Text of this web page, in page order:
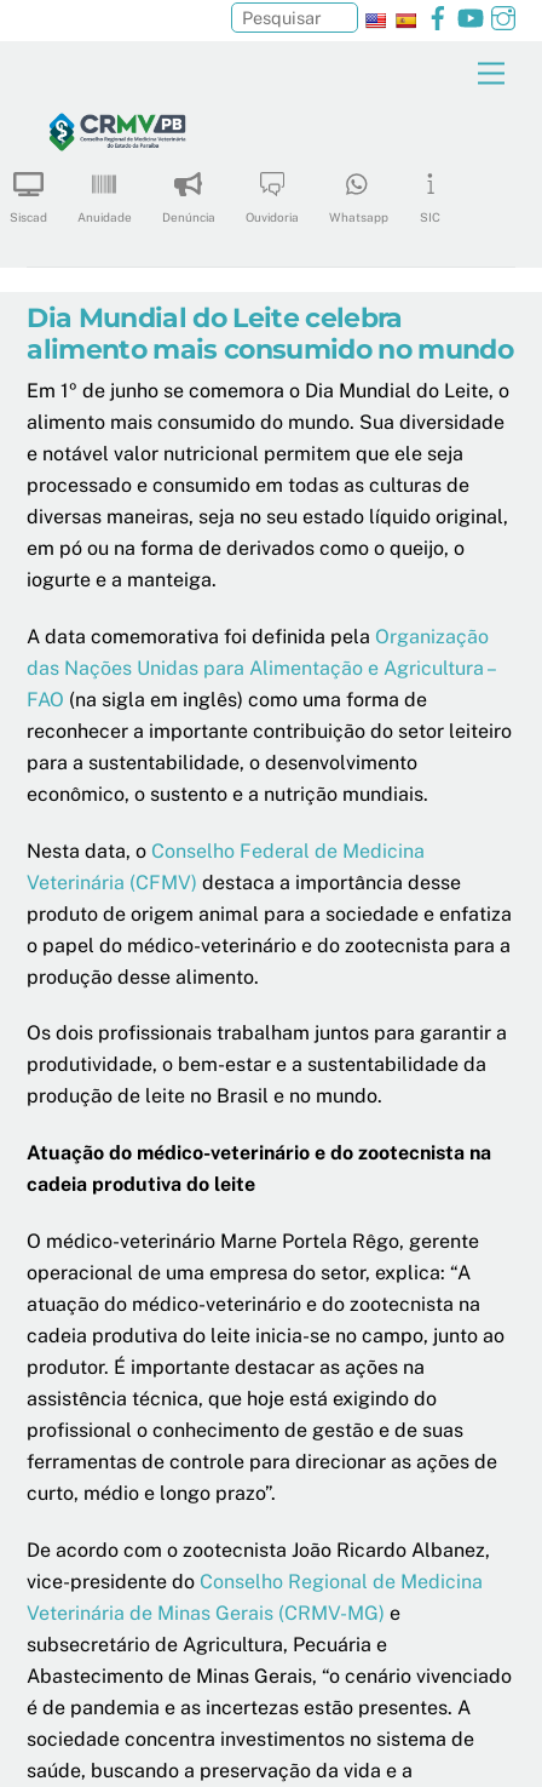
content
Facebook
Siscad Anuidade Denúncia Ouvidoria Whatsapp SIC
Pesquisar
Dia Mundial do Leite celebra
alimento mais consumido no mundo
Em 1º de junho se comemora o Dia Mundial do Leite, o
alimento mais consumido do mundo. Sua diversidade
e notável valor nutricional permitem que ele seja
processado e consumido em todas as culturas de
diversas maneiras, seja no seu estado líquido original,
em pó ou na forma de derivados como o queijo, o
iogurte e a manteiga.
A data comemorativa foi definida pela Organização
das Nações Unidas para Alimentação e Agricultura –
FAO (na sigla em inglês) como uma forma de
reconhecer a importante contribuição do setor leiteiro
para a sustentabilidade, o desenvolvimento
econômico, o sustento e a nutrição mundiais.
Nesta data, o Conselho Federal de Medicina
Veterinária (CFMV) destaca a importância desse
produto de origem animal para a sociedade e enfatiza
o papel do médico-veterinário e do zootecnista para a
produção desse alimento.
Os dois profissionais trabalham juntos para garantir a
produtividade, o bem-estar e a sustentabilidade da
produção de leite no Brasil e no mundo.
Atuação do médico-veterinário e do zootecnista na
cadeia produtiva do leite
O médico-veterinário Marne Portela Rêgo, gerente
operacional de uma empresa do setor, explica: “A
atuação do médico-veterinário e do zootecnista na
cadeia produtiva do leite inicia-se no campo, junto ao
produtor. É importante destacar as ações na
assistência técnica, que hoje está exigindo do
profissional o conhecimento de gestão e de suas
ferramentas de controle para direcionar as ações de
curto, médio e longo prazo”.
De acordo com o zootecnista João Ricardo Albanez,
vice-presidente do Conselho Regional de Medicina
Veterinária de Minas Gerais (CRMV-MG) e
subsecretário de Agricultura, Pecuária e
Abastecimento de Minas Gerais, “o cenário vivenciado
é de pandemia e as incertezas estão presentes. A
sociedade concentra investimentos no sistema de
saúde, buscando a preservação da vida e a